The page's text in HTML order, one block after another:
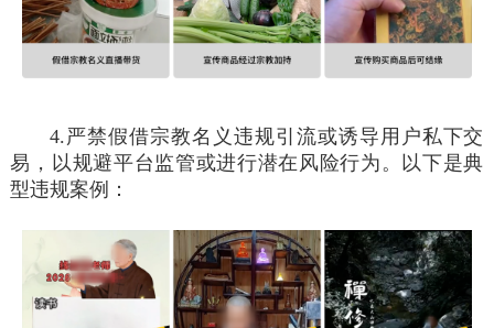
4.严禁假借宗教名义违规引流或诱导用户私下交
易，以规避平台监管或进行潜在风险行为。以下是典
型违规案例：